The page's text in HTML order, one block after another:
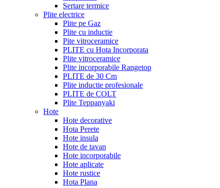
Sertare termice
Plite electrice
Plite pe Gaz
Plite cu inductie
Pite vitroceramice
PLITE cu Hota Incorporata
Plite vitroceramice
Plite incorporabile Rangetop
PLITE de 30 Cm
Plite inductie profesionale
PLITE de COLT
Plite Teppanyaki
Hote
Hote decorative
Hota Perete
Hote insula
Hote de tavan
Hote incorporabile
Hote aplicate
Hote rustice
Hota Plana